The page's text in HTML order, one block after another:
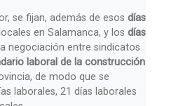
se fijan, además de esos días
en Salamanca, y los días
negociación entre sindicatos
laboral de la construcción
de modo que se
laborales, 21 días laborales